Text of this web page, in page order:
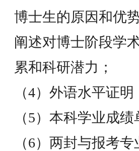
博士生的原因和优
阐述对博士阶段学
累和科研潜力；
（4）外语水平证明
（5）本科学业成绩
（6）两封与报考